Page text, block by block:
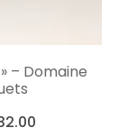
– Domaine